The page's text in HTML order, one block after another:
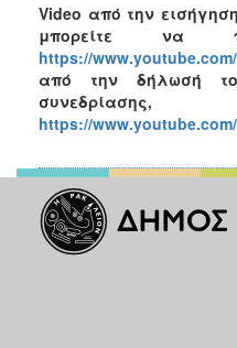
Video από την
μπορείτε να
https://
από την δήλωσή
https://